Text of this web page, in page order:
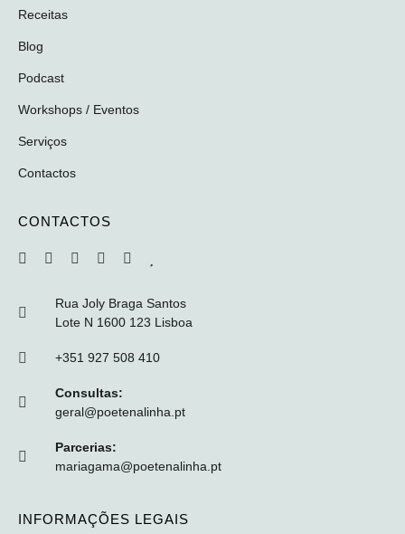
Receitas
Blog
Podcast
Workshops / Eventos
Serviços
Contactos
CONTACTOS
Rua Joly Braga Santos
Lote N 1600 123 Lisboa
+351 927 508 410
Consultas:
geral@poetenalinha.pt
Parcerias:
mariagama@poetenalinha.pt
INFORMAÇÕES LEGAIS